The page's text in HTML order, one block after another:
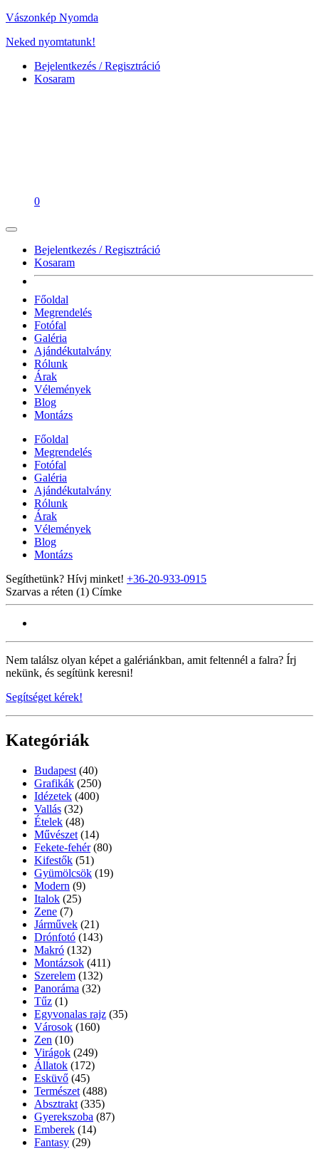
Vászonkép Nyomda
Neked nyomtatunk!
Bejelentkezés / Regisztráció
Kosaram
0
Bejelentkezés / Regisztráció
Kosaram
Főoldal
Megrendelés
Fotófal
Galéria
Ajándékutalvány
Rólunk
Árak
Vélemények
Blog
Montázs
Főoldal
Megrendelés
Fotófal
Galéria
Ajándékutalvány
Rólunk
Árak
Vélemények
Blog
Montázs
Segíthetünk? Hívj minket! +36-20-933-0915
Szarvas a réten (1) Címke
Nem találsz olyan képet a galériánkban, amit feltennél a falra? Írj
nekünk, és segítünk keresni!
Segítséget kérek!
Kategóriák
Budapest (40)
Grafikák (250)
Idézetek (400)
Vallás (32)
Ételek (48)
Művészet (14)
Fekete-fehér (80)
Kifestők (51)
Gyümölcsök (19)
Modern (9)
Italok (25)
Zene (7)
Járművek (21)
Drónfotó (143)
Makró (132)
Montázsok (411)
Szerelem (132)
Panoráma (32)
Tűz (1)
Egyvonalas rajz (35)
Városok (160)
Zen (10)
Virágok (249)
Állatok (172)
Esküvő (45)
Természet (488)
Absztrakt (335)
Gyerekszoba (87)
Emberek (14)
Fantasy (29)